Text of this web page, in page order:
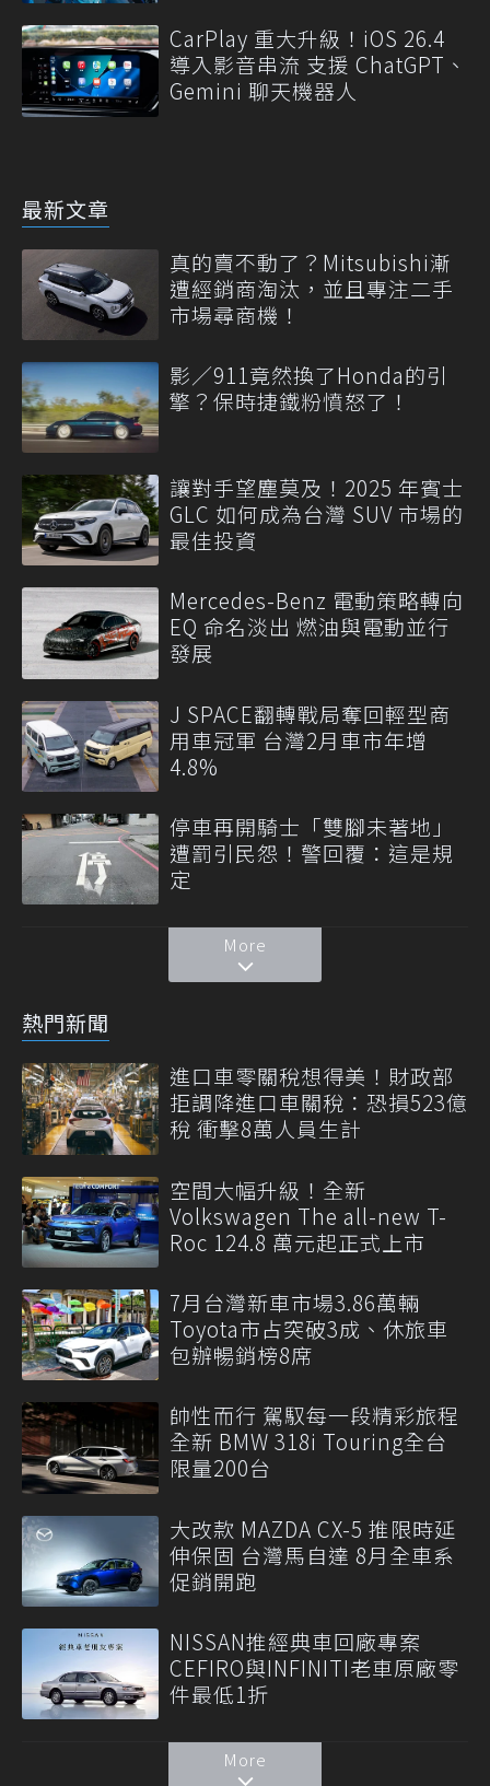
CarPlay 重大升級！iOS 26.4
導入影音串流 支援 ChatGPT、
Gemini 聊天機器人
最新文章
真的賣不動了？Mitsubishi漸
遭經銷商淘汰，並且專注二手
市場尋商機！
影／911竟然換了Honda的引
擎？保時捷鐵粉憤怒了！
讓對手望塵莫及！2025 年賓士
GLC 如何成為台灣 SUV 市場的
最佳投資
Mercedes-Benz 電動策略轉向
EQ 命名淡出 燃油與電動並行
發展
J SPACE翻轉戰局奪回輕型商
用車冠軍 台灣2月車市年增
4.8%
停車再開騎士「雙腳未著地」
遭罰引民怨！警回覆：這是規
定
More
熱門新聞
進口車零關稅想得美！財政部
拒調降進口車關稅：恐損523億
稅 衝擊8萬人員生計
空間大幅升級！全新
Volkswagen The all-new T-
Roc 124.8 萬元起正式上市
7月台灣新車市場3.86萬輛
Toyota市占突破3成、休旅車
包辦暢銷榜8席
帥性而行 駕馭每一段精彩旅程
全新 BMW 318i Touring全台
限量200台
大改款 MAZDA CX-5 推限時延
伸保固 台灣馬自達 8月全車系
促銷開跑
NISSAN推經典車回廠專案
CEFIRO與INFINITI老車原廠零
件最低1折
More